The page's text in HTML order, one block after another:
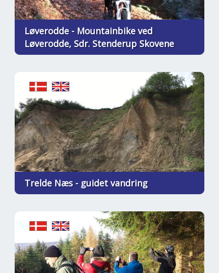
Løverodde - Mountainbike ved
Løverodde, Sdr. Stenderup Skovene
Trelde Næs - guidet vandring